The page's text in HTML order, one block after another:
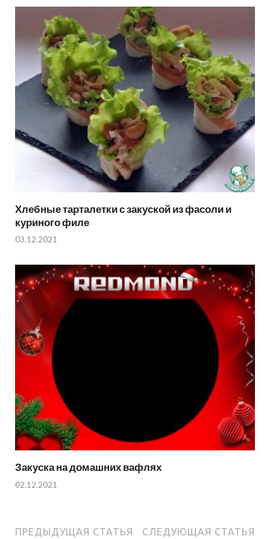
Хлебные тарталетки с закуской из фасоли и
куриного филе
03.12.2021
Закуска на домашних вафлях
02.12.2021
ПРЕДЫДУЩАЯ СТАТЬЯ СЛЕДУЮЩАЯ СТАТЬЯ